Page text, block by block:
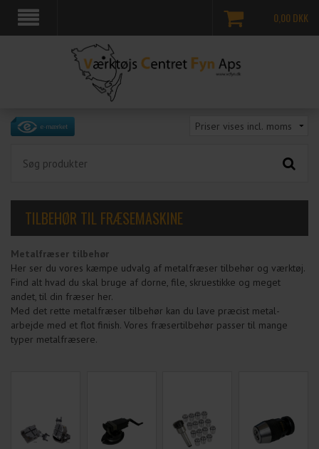
0,00 DKK
TILBEHØR TIL FRÆSEMASKINE
Metalfræser tilbehør
Her ser du vores kæmpe udvalg af metalfræser tilbehør og værktøj.
Find alt hvad du skal bruge af dorne, file, skruestikke og meget
andet, til din fræser her.
Med det rette metalfræser tilbehør kan du lave præcist metal-
arbejde med et flot finish. Vores fræsertilbehør passer til mange
typer metalfræsere.